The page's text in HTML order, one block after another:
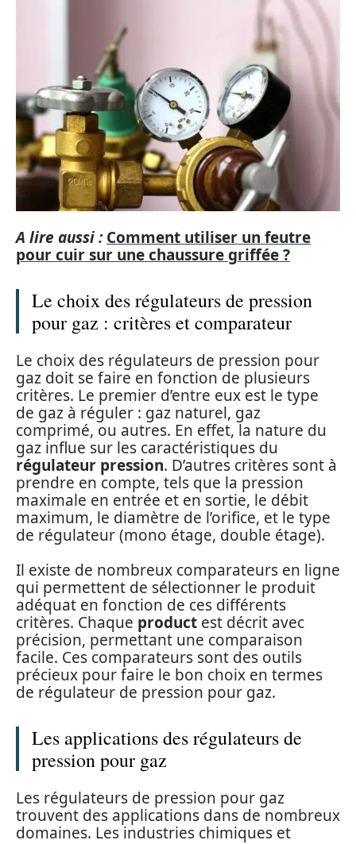
A lire aussi : Comment utiliser un feutre
pour cuir sur une chaussure griffée ?
Le choix des régulateurs de pression
pour gaz : critères et comparateur
Le choix des régulateurs de pression pour
gaz doit se faire en fonction de plusieurs
critères. Le premier d’entre eux est le type
de gaz à réguler : gaz naturel, gaz
comprimé, ou autres. En effet, la nature du
gaz influe sur les caractéristiques du
régulateur pression. D’autres critères sont à
prendre en compte, tels que la pression
maximale en entrée et en sortie, le débit
maximum, le diamètre de l’orifice, et le type
de régulateur (mono étage, double étage).
Il existe de nombreux comparateurs en ligne
qui permettent de sélectionner le produit
adéquat en fonction de ces différents
critères. Chaque product est décrit avec
précision, permettant une comparaison
facile. Ces comparateurs sont des outils
précieux pour faire le bon choix en termes
de régulateur de pression pour gaz.
Les applications des régulateurs de
pression pour gaz
Les régulateurs de pression pour gaz
trouvent des applications dans de nombreux
domaines. Les industries chimiques et